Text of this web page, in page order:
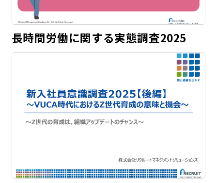
長時間労働に関する実態調査2025